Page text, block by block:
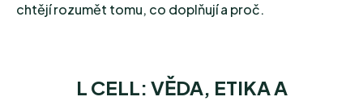
chtějí rozumět tomu, co doplňují a proč.
L CELL: VĚDA, ETIKA A